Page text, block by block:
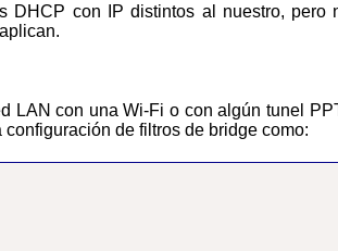
de filtros de bridge como: